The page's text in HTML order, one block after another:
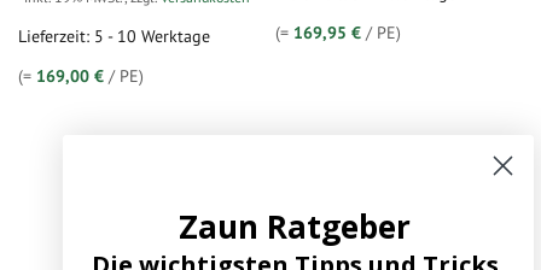
Lieferzeit: 5 - 10 Werktage
(= 169,00 € / PE)
(= 169,95 € / PE)
zum Produkt zum Produkt
Zaun Ratgeber